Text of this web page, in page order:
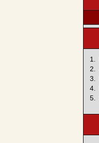
1.
2.
3.
4.
5.